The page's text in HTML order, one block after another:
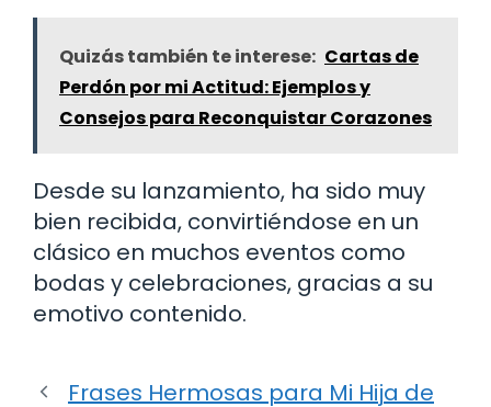
Quizás también te interese: Cartas de
Perdón por mi Actitud: Ejemplos y
Consejos para Reconquistar Corazones
Desde su lanzamiento, ha sido muy
bien recibida, convirtiéndose en un
clásico en muchos eventos como
bodas y celebraciones, gracias a su
emotivo contenido.
Frases Hermosas para Mi Hija de